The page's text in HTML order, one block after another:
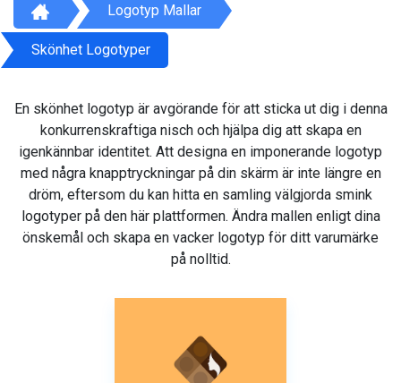
Logotyp Mallar
Skönhet Logotyper
En skönhet logotyp är avgörande för att sticka ut dig i denna
konkurrenskraftiga nisch och hjälpa dig att skapa en
igenkännbar identitet. Att designa en imponerande logotyp
med några knapptryckningar på din skärm är inte längre en
dröm, eftersom du kan hitta en samling välgjorda smink
logotyper på den här plattformen. Ändra mallen enligt dina
önskemål och skapa en vacker logotyp för ditt varumärke
på nolltid.